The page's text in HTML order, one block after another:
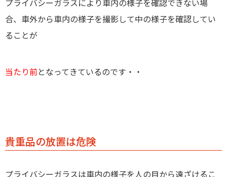
プライバシーガラスにより車内の様子を確認できない場
合、車外から車内の様子を撮影して中の様子を確認してい
ることが
当たり前となってきているのです・・
貴重品の放置は危険
プライバシーガラスは車内の様子を人の目から遠ざけるこ